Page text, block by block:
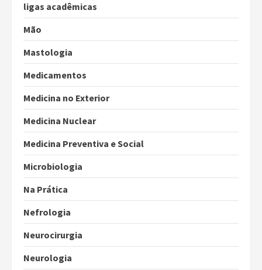
ligas acadêmicas
Mão
Mastologia
Medicamentos
Medicina no Exterior
Medicina Nuclear
Medicina Preventiva e Social
Microbiologia
Na Prática
Nefrologia
Neurocirurgia
Neurologia